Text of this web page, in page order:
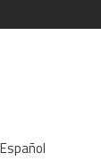
Español